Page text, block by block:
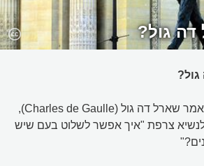
דה גול?
פעם, ברגע של כעס, אמר שארל דה גול (Charles de Gaulle),
צרפת "איך אפשר לשלוט בעם שיש